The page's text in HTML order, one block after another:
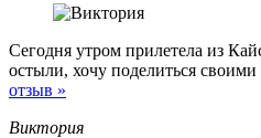
Сегодня утром прилетела из
остыли, хочу поделиться
отзыв »
Виктория